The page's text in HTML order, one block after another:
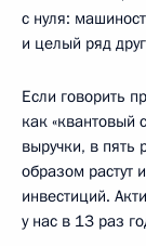
с нуля:
и целый ряд
Если говорить
как «квантовый
выручки, в пять
образом растут
инвестиций.
у нас в 13 раз